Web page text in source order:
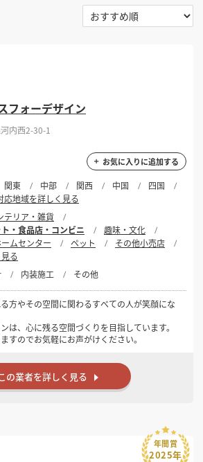
装をご検討中の方へ
ト・食品店・コンビニ
フォーデザイン
内西2-30-1
お気に入りに追加する
関東 中部 関西 中国
四国
応地域を詳しく見る
テリア・雑貨
・食品店・コンビニ
趣味・文化
ムセンター
ペット
その他小売店
る
内装施工 その他
方やその空間に関わるすべての人が笑顔にな
は、心に残る空間づくりを目指しています。
すのでお気軽にお声がけください。
の業者を詳しく見る
年間賞
2025年